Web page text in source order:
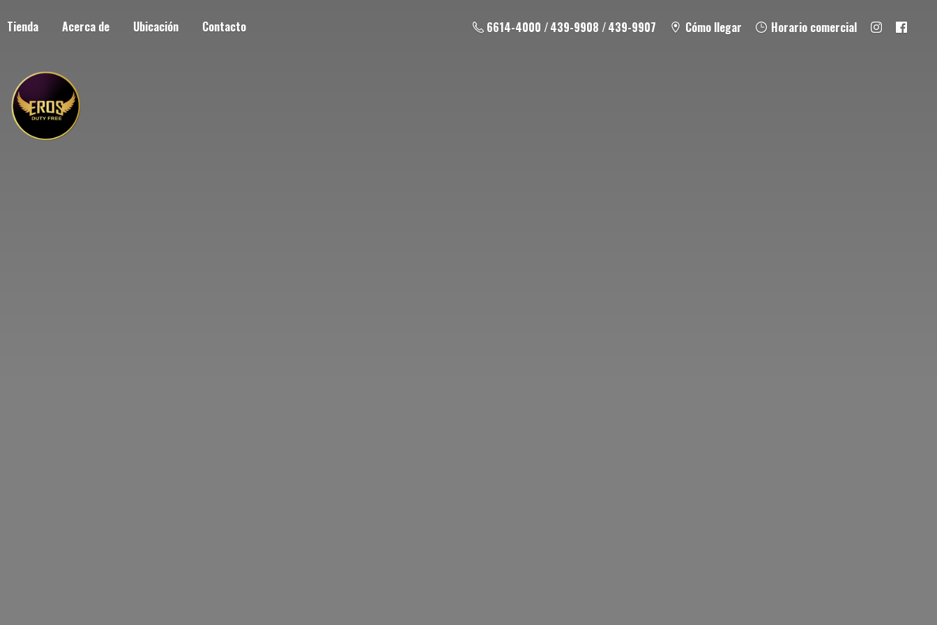
Tienda Acerca de Ubicación Contacto 6614-4000 / 439-9908 / 439-9907 Cómo llegar Horario comercial